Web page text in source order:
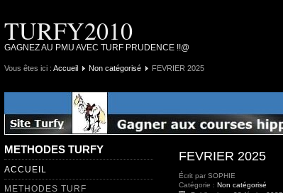
TURFY2010
GAGNEZ AU PMU AVEC TURF PRUDENCE !!@
Vous êtes ici : Accueil Non catégorisé FEVRIER 2025
METHODES TURFY
ACCUEIL
METHODES TURF
FEVRIER 2025
Écrit par SOPHIE
Catégorie : Non catégorisé